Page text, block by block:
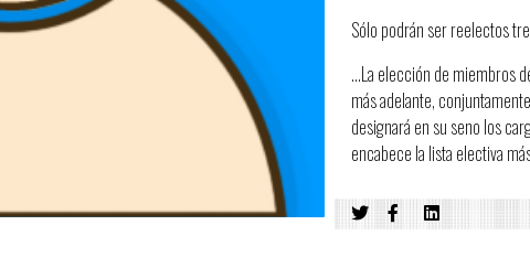
Sólo podrán ser reelectos
…La elección de miembros
más adelante,
designará en su seno los
encabece la lista electiva